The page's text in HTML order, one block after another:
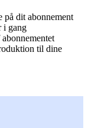
dit abonnement
i gang
til dine